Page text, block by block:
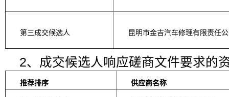
第三成交候选人 昆明市金吉汽车修理有限责任
2、成交候选人响应磋商文件要求的
推荐排序 供应商名称